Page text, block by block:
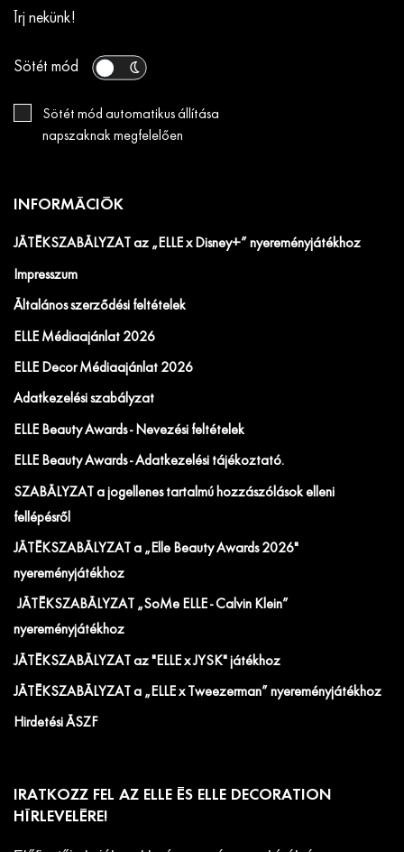
Írj nekünk!
Sötét mód
Sötét mód automatikus állítása
napszaknak megfelelően
INFORMÁCIÓK
JÁTÉKSZABÁLYZAT az „ELLE x Disney+” nyereményjátékhoz
Impresszum
Általános szerződési feltételek
ELLE Médiaajánlat 2026
ELLE Decor Médiaajánlat 2026
Adatkezelési szabályzat
ELLE Beauty Awards - Nevezési feltételek
ELLE Beauty Awards - Adatkezelési tájékoztató.
SZABÁLYZAT a jogellenes tartalmú hozzászólások elleni
fellépésről
JÁTÉKSZABÁLYZAT a „Elle Beauty Awards 2026"
nyereményjátékhoz
JÁTÉKSZABÁLYZAT „SoMe ELLE - Calvin Klein”
nyereményjátékhoz
JÁTÉKSZABÁLYZAT az "ELLE x JYSK" játékhoz
JÁTÉKSZABÁLYZAT a „ELLE x Tweezerman” nyereményjátékhoz
Hirdetési ÁSZF
IRATKOZZ FEL AZ ELLE ÉS ELLE DECORATION
HÍRLEVELÉRE!